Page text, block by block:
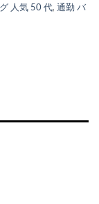
人気 50 代, 通勤 バ